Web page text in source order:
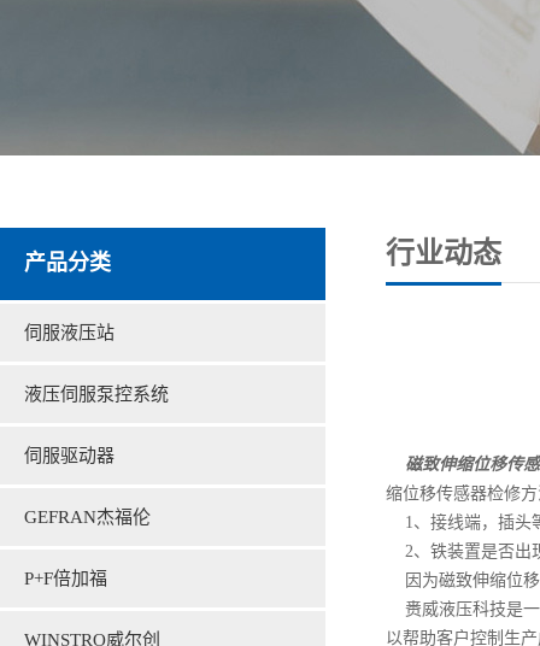
产品分类
伺服液压站
液压伺服泵控系统
伺服驱动器
GEFRAN杰福伦
P+F倍加福
WINSTRO威尔创
行业动态
磁致伸缩位移传
缩位移传感器检修
1、接线端，插头
2、铁装置是否出
因为磁致伸缩位移
赉威液压科技是一
以帮助客户控制生